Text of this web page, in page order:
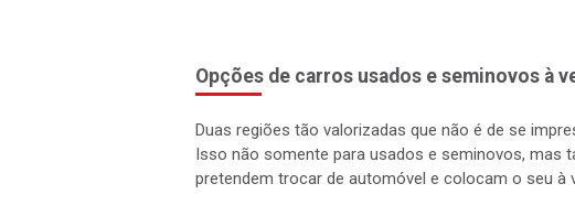
Opções de carros usados e seminovos à
Duas regiões tão valorizadas que não é de se
Isso não somente para usados e seminovos,
pretendem trocar de automóvel e colocam o seu à